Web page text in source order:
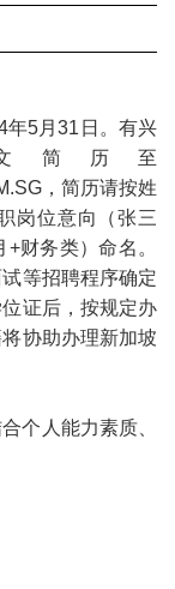
年5月31日。有兴
简历至
，简历请按姓
岗位意向（张三
财务类）命名。
等招聘程序确定
证后，按规定办
协助办理新加坡
个人能力素质、